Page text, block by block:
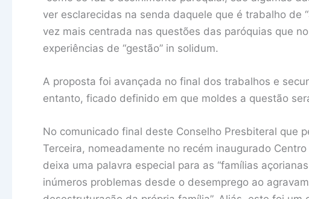
ver esclarecidas na senda daquele que é trabalho de
vez mais centrada nas questões das paróquias que
experiências de “gestão” in solidum.
A proposta foi avançada no final dos trabalhos e
entanto, ficado definido em que moldes a questão
No comunicado final deste Conselho Presbiteral que
Terceira, nomeadamente no recém inaugurado
deixa uma palavra especial para as “famílias
inúmeros problemas desde o desemprego ao